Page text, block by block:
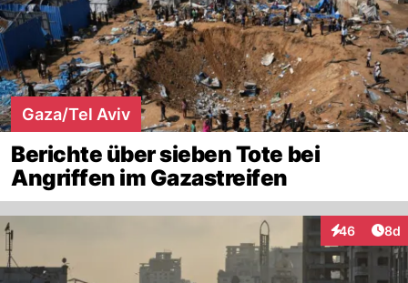
Gaza/Tel Aviv
Berichte über sieben Tote bei
Angriffen im Gazastreifen
46
Interaktionen
8d